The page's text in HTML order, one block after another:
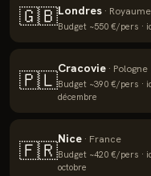
🇬🇧Londres ·
Budget ~550 €/pers ·
🇵🇱Cracovie · Pologne
Budget ~390 €/pers ·
décembre
🇫🇷Nice · France
Budget ~420 €/pers ·
octobre